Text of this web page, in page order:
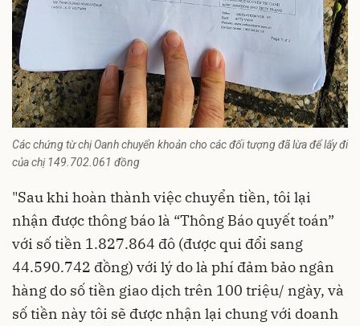
Các chứng từ chị Oanh chuyển khoản cho các đối tượng đã lừa để lấy đi
của chị 149.702.061 đồng
"Sau khi hoàn thành việc chuyển tiền, tôi lại
nhận được thông báo là “Thông Báo quyết toán”
với số tiền 1.827.864 đô (được qui đổi sang
44.590.742 đồng) với lý do là phí đảm bảo ngân
hàng do số tiền giao dịch trên 100 triệu/ ngày, và
số tiền này tôi sẽ được nhận lại chung với doanh